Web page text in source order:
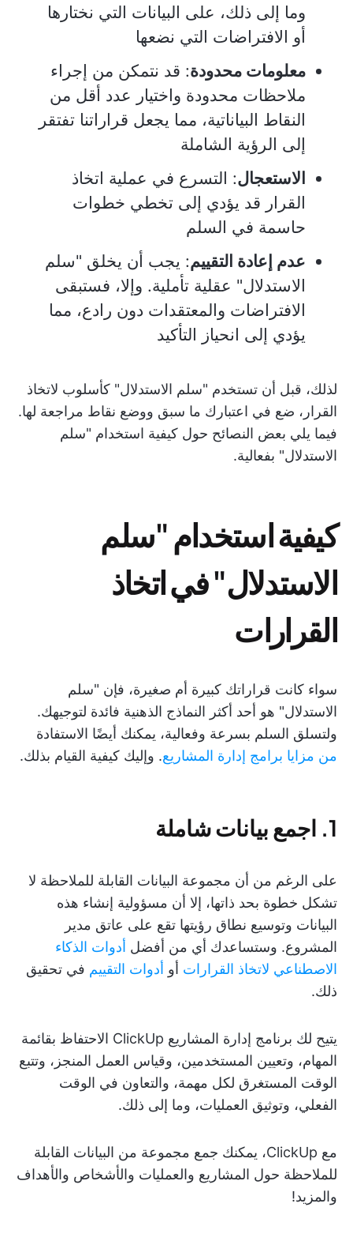
وما إلى ذلك، على البيانات التي نختارها
أو الافتراضات التي نضعها
معلومات محدودة: قد نتمكن من إجراء
ملاحظات محدودة واختيار عدد أقل من
النقاط البياناتية، مما يجعل قراراتنا تفتقر
إلى الرؤية الشاملة
الاستعجال: التسرع في عملية اتخاذ
القرار قد يؤدي إلى تخطي خطوات
حاسمة في السلم
عدم إعادة التقييم: يجب أن يخلق "سلم
الاستدلال" عقلية تأملية. وإلا، فستبقى
الافتراضات والمعتقدات دون رادع، مما
يؤدي إلى انحياز التأكيد
لذلك، قبل أن تستخدم "سلم الاستدلال" كأسلوب لاتخاذ
القرار، ضع في اعتبارك ما سبق ووضع نقاط مراجعة لها.
فيما يلي بعض النصائح حول كيفية استخدام "سلم
الاستدلال" بفعالية.
كيفية استخدام "سلم
الاستدلال" في اتخاذ
القرارات
سواء كانت قراراتك كبيرة أم صغيرة، فإن "سلم
الاستدلال" هو أحد أكثر النماذج الذهنية فائدة لتوجيهك.
ولتسلق السلم بسرعة وفعالية، يمكنك أيضًا الاستفادة
من مزايا برامج إدارة المشاريع. وإليك كيفية القيام بذلك.
1. اجمع بيانات شاملة
على الرغم من أن مجموعة البيانات القابلة للملاحظة لا
تشكل خطوة بحد ذاتها، إلا أن مسؤولية إنشاء هذه
البيانات وتوسيع نطاق رؤيتها تقع على عاتق مدير
المشروع. وستساعدك أي من أفضل أدوات الذكاء
الاصطناعي لاتخاذ القرارات أو أدوات التقييم في تحقيق
ذلك.
يتيح لك برنامج إدارة المشاريع ClickUp الاحتفاظ بقائمة
المهام، وتعيين المستخدمين، وقياس العمل المنجز، وتتبع
الوقت المستغرق لكل مهمة، والتعاون في الوقت
الفعلي، وتوثيق العمليات، وما إلى ذلك.
مع ClickUp، يمكنك جمع مجموعة من البيانات القابلة
للملاحظة حول المشاريع والعمليات والأشخاص والأهداف
والمزيد!